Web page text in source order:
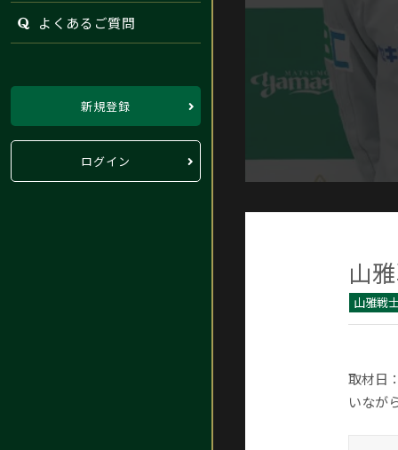
よくあるご質問
新規登録
ログイン
山
山雅戦
取材日
いなが